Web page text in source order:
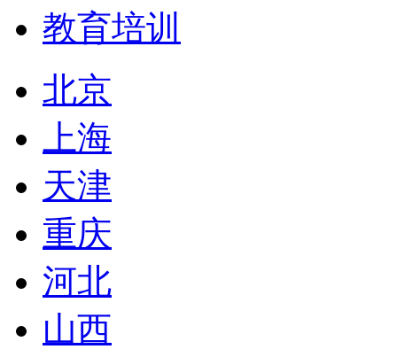
教育培训
北京
上海
天津
重庆
河北
山西